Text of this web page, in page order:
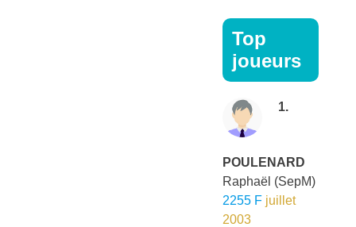
Top
joueurs
1.
POULENARD
Raphaël (SepM)
2255 F juillet
2003